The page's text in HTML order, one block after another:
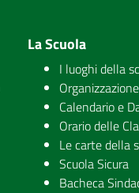
La Scuola
I luoghi della
Calendario e
Orario delle
Le carte della
Scuola Sicura
Bacheca